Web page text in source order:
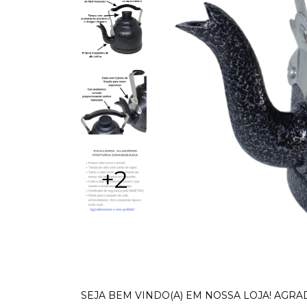
+2
SEJA BEM VINDO(A) EM NOSSA LOJA!